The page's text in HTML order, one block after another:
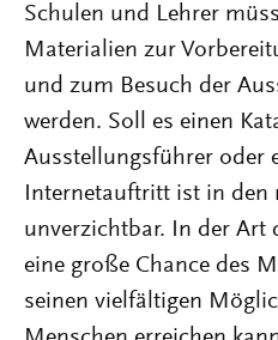
Schulen und Lehrer
Materialien zur
und zum Besuch der
werden. Soll es einen
Ausstellungsführer oder
Internetauftritt ist in den
unverzichtbar. In der Art
eine große Chance des
seinen vielfältigen